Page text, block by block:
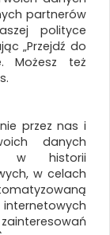
Kątomierz
partnerów
polityce
„Przejdź do
Możesz też
przez nas i
danych
w historii
w celach